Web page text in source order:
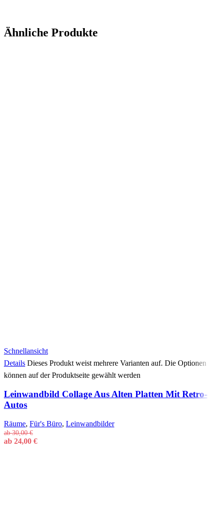
Ähnliche Produkte
Schnellansicht
Details Dieses Produkt weist mehrere Varianten auf. Die Optionen
können auf der Produktseite gewählt werden
Leinwandbild Collage Aus Alten Platten Mit Retro-
Autos
Räume, Für's Büro, Leinwandbilder
ab30,00€
ab 24,00 €